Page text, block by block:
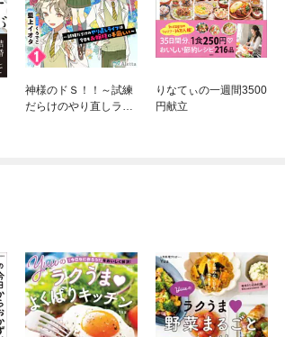
神様のドＳ！！～試練
だらけのやり直しライ
りなてぃの一週間3500
円献立